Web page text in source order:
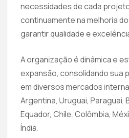
necessidades de cada
continuamente na melhoria
garantir qualidade e
A organização é dinâmica e
expansão, consolidando sua
em diversos mercados
Argentina, Uruguai, Paraguai,
Equador, Chile, Colômbia,
Índia.